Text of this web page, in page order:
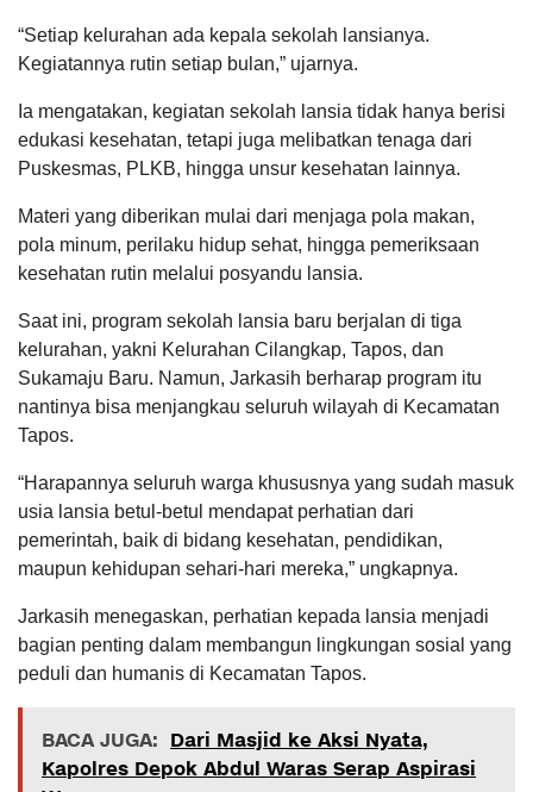
“Setiap kelurahan ada kepala sekolah lansianya.
Kegiatannya rutin setiap bulan,” ujarnya.
Ia mengatakan, kegiatan sekolah lansia tidak hanya berisi
edukasi kesehatan, tetapi juga melibatkan tenaga dari
Puskesmas, PLKB, hingga unsur kesehatan lainnya.
Materi yang diberikan mulai dari menjaga pola makan,
pola minum, perilaku hidup sehat, hingga pemeriksaan
kesehatan rutin melalui posyandu lansia.
Saat ini, program sekolah lansia baru berjalan di tiga
kelurahan, yakni Kelurahan Cilangkap, Tapos, dan
Sukamaju Baru. Namun, Jarkasih berharap program itu
nantinya bisa menjangkau seluruh wilayah di Kecamatan
Tapos.
“Harapannya seluruh warga khususnya yang sudah masuk
usia lansia betul-betul mendapat perhatian dari
pemerintah, baik di bidang kesehatan, pendidikan,
maupun kehidupan sehari-hari mereka,” ungkapnya.
Jarkasih menegaskan, perhatian kepada lansia menjadi
bagian penting dalam membangun lingkungan sosial yang
peduli dan humanis di Kecamatan Tapos.
BACA JUGA: Dari Masjid ke Aksi Nyata,
Kapolres Depok Abdul Waras Serap Aspirasi